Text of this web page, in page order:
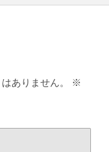
ありません。
※